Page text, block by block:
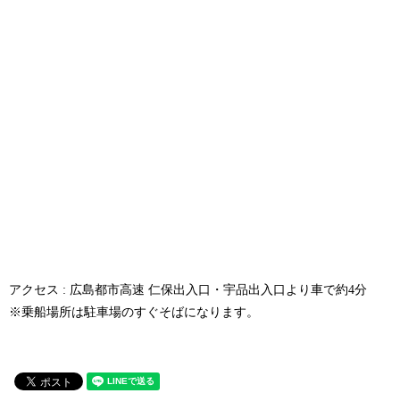
アクセス : 広島都市高速 仁保出入口・宇品出入口より車で約4分
※乗船場所は駐車場のすぐそばになります。